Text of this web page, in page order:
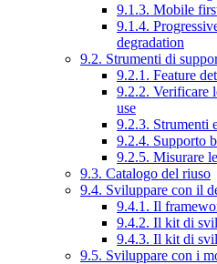
9.1.3. Mobile
9.1.4.
degradation
9.2. Strumenti di
9.2.1. Feature
9.2.2. Verificare
use
9.2.3. Strumenti
9.2.4. Supporto
9.2.5. Misurare
9.3. Catalogo del riuso
9.4. Sviluppare con il
9.4.1. Il
9.4.2. Il kit di
9.4.3. Il kit di
9.5. Sviluppare con i